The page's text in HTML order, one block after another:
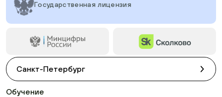
Государственная лицензия
Санкт-Петербург
Обучение